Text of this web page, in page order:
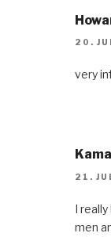
20.
very
21.
I
men